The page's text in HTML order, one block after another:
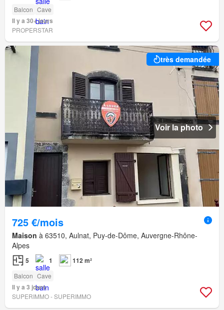
Balcon Cave
Il y a 30+ jours
PROPERSTAR
très demandée
Voir la photo
725 €/mois
Maison à 63510, Aulnat, Puy-de-Dôme, Auvergne-Rhône-
Alpes
5 1 112 m²
Balcon Cave
Il y a 3 jours
SUPERIMMO - SUPERIMMO